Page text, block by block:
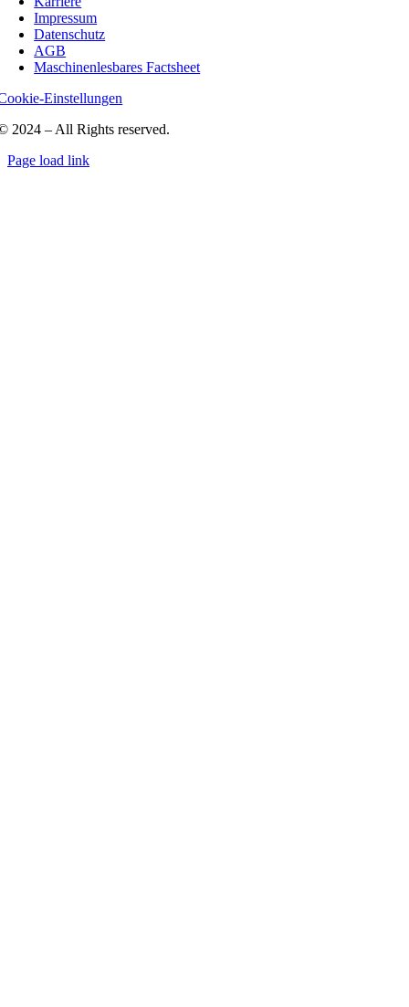
Impressum
Datenschutz
AGB
Maschinenlesbares Factsheet
Einstellungen
2024 – All Rights reserved.
Page load link